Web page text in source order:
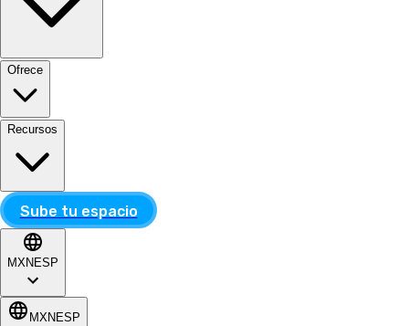
Ofrece
Recursos
Sube tu espacio
MXN ESP
MXN ESP